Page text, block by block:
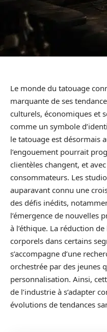
Le monde du tatouage
marquante de ses
culturels, économiques et
comme un symbole
le tatouage est désormais
l’engouement pourrait
clientèles changent, et
consommateurs. Les
auparavant connu une
des défis inédits,
l’émergence de nouvelles
à l’éthique. La réduction
corporels dans certains
s’accompagne d’une
orchestrée par des jeunes
personnalisation. Ainsi,
de l’industrie à s’adapter
évolutions de tendances